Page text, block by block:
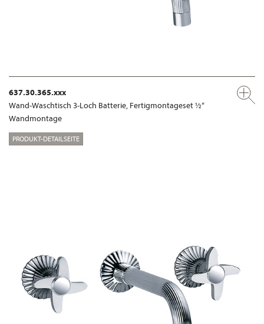
637.30.365.xxx
Wand-Waschtisch 3-Loch Batterie, Fertigmontageset ½“
Wandmontage
PRODUKT-DETAILSEITE